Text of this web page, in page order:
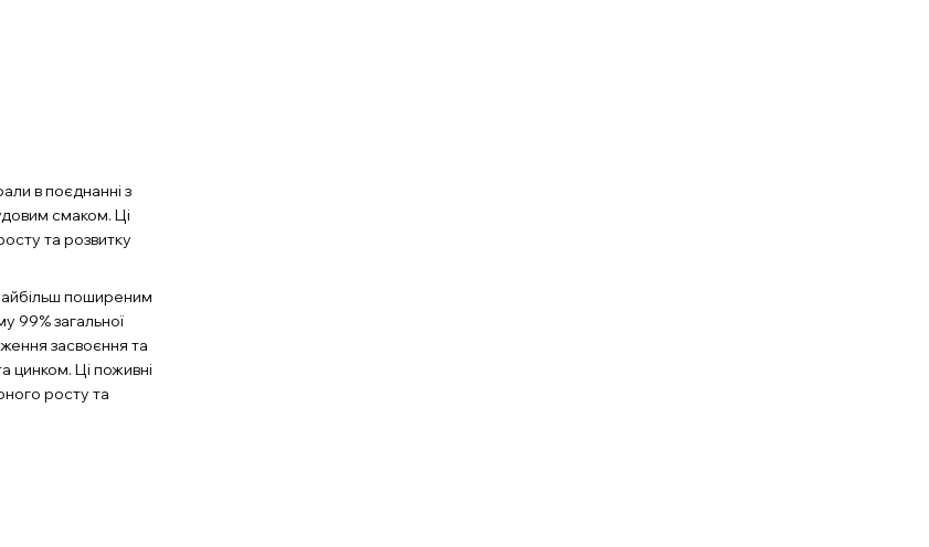
в поєднанні з
смаком. Ці
та розвитку
поширеним
99% загальної
засвоєння та
цинком. Ці поживні
росту та